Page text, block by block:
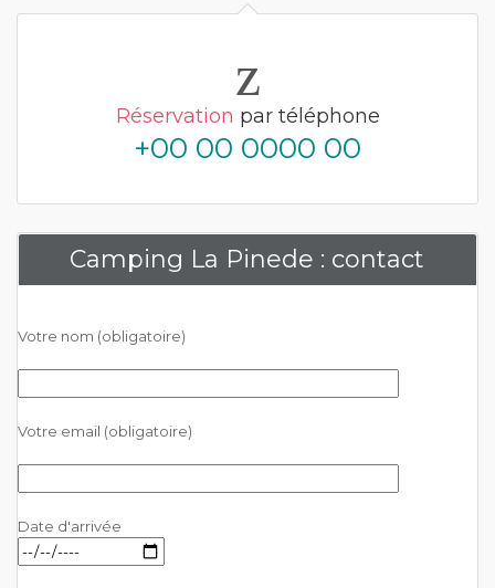
Réservation par téléphone
+00 00 0000 00
Camping La Pinede : contact
Votre nom (obligatoire)
Votre email (obligatoire)
Date d'arrivée